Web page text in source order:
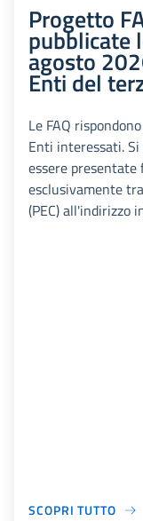
Progetto
pubblicate
agosto
Enti del
Le FAQ
Enti interessati.
essere
esclusivamente
(PEC) all'indirizzo
SCOPRI TUTTO